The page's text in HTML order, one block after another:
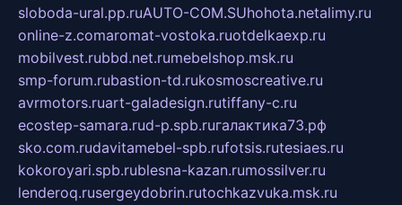
sloboda-ural.pp.ruAUTO-COM.SUhohota.netalimy.ru
online-z.comaromat-vostoka.ruotdelkaexp.ru
mobilvest.rubbd.net.rumebelshop.msk.ru
smp-forum.rubastion-td.rukosmoscreative.ru
avrmotors.ruart-galadesign.rutiffany-c.ru
ecostep-samara.rud-p.spb.ruгалактика73.рф
sko.com.rudavitamebel-spb.rufotsis.rutesiaes.ru
kokoroyari.spb.rublesna-kazan.rumossilver.ru
lenderoq.rusergeydobrin.rutochkazvuka.msk.ru